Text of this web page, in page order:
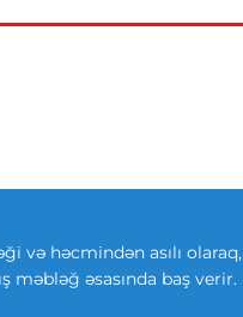
və həcmindən asılı olaraq,
məbləğ əsasında baş verir.